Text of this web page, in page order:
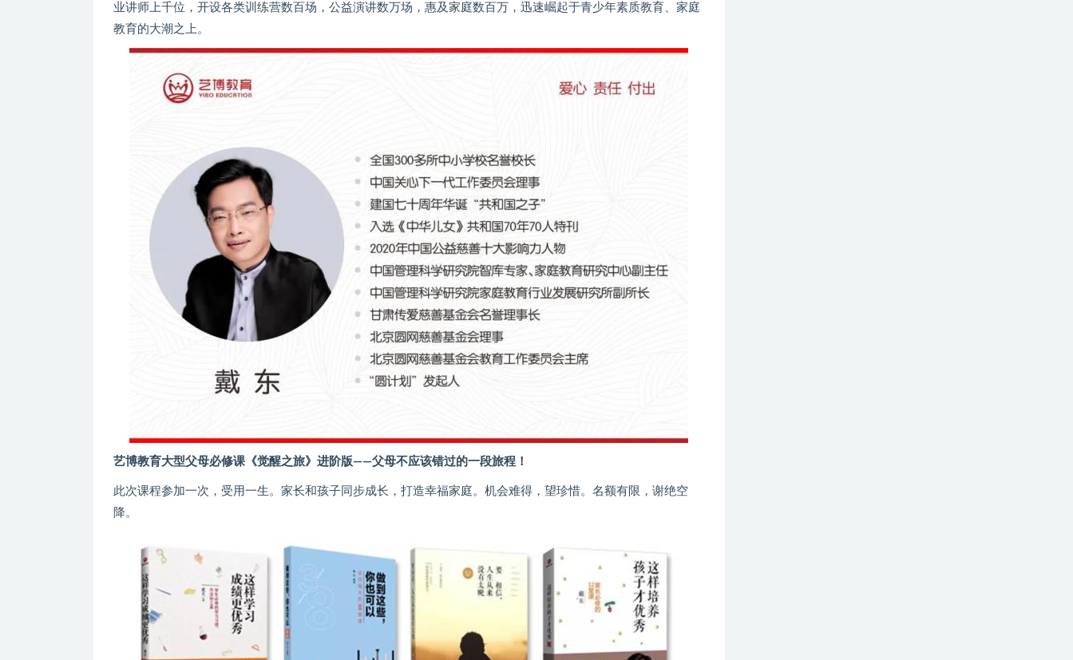
业讲师上千位，开设各类训练营数百场，公益演讲数万场，惠及家庭数百万，迅速崛起于青少年素质教育、家庭
教育的大潮之上。
艺博教育大型父母必修课《觉醒之旅》进阶版——父母不应该错过的一段旅程！
此次课程参加一次，受用一生。家长和孩子同步成长，打造幸福家庭。机会难得，望珍惜。名额有限，谢绝空
降。